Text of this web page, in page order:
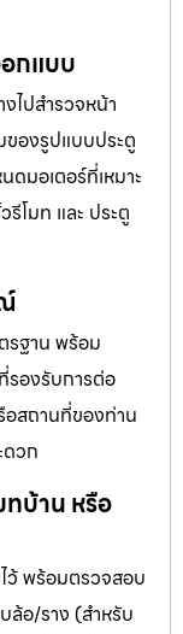
กแบบ
งไปสำรวจหน้า
ของรูปแบบประตู
มอเตอร์ที่เหมาะ
โมท และ ประตู
รฐาน พร้อม
รองรับการต่อ
อสถานที่ของท่าน
ดวก
ทบ้าน หรือ
ว้ พร้อมตรวจสอบ
ล้อ/ราง (สำหรับ